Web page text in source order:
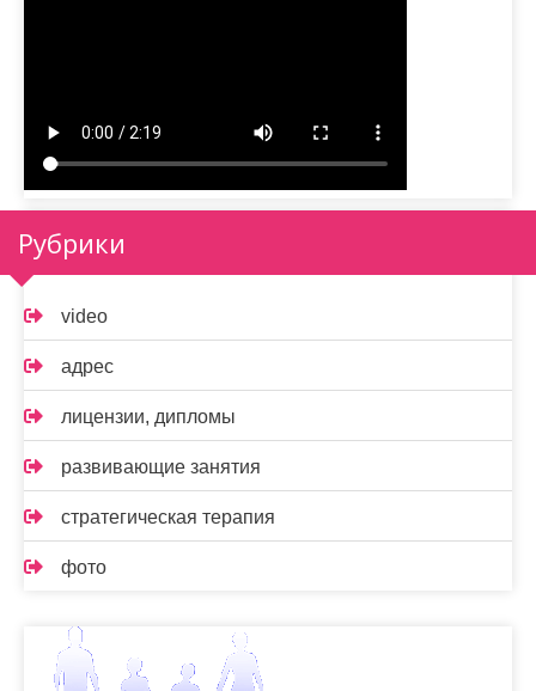
Рубрики
video
адрес
лицензии, дипломы
развивающие занятия
стратегическая терапия
фото